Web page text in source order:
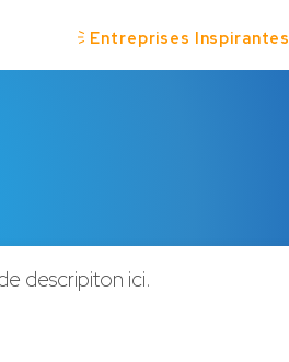
Entreprises Inspirantes
descripiton ici.